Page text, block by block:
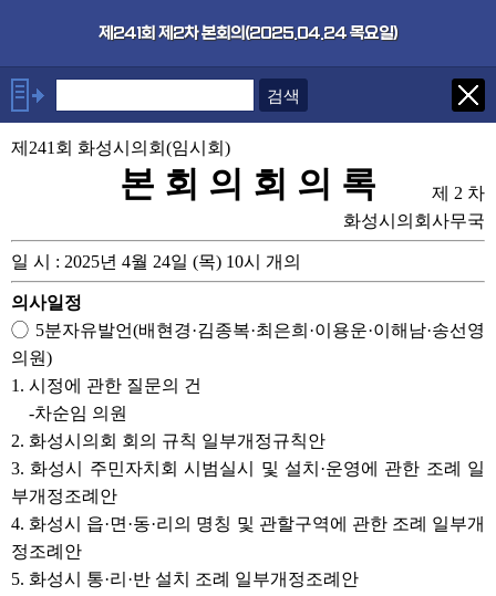
제241회 제2차 본회의(2025.04.24 목요일)
×
안건
◯5분자유발언(배현경·김종복·
최은희·이용운·이해남·송선영
-차순임 의원
2. 화성시의회 회의 규칙 일부개
정규칙안
3. 화성시 주민자치회 시범실시
및 설치·운영에 관한 조례 일부개
4. 화성시 읍·면·동·리의 명칭 및
관할구역에 관한 조례 일부개정
조례안
5. 화성시 통·리·반 설치 조례 일
부개정조례안
6. 화성시 시민감사관 구성 및 운
영에 관한 조례 일부개정조례안
7. 화성시 고문 변호사 운영 조례
일부개정조례안
터리 산업 육성 조례안
제241회 화성시의회(임시회)
본 회 의 회 의 록
제 2 차
화성시의회사무국
일 시 : 2025년 4월 24일 (목) 10시 개의
의사일정
◯5분자유발언(배현경·김종복·최은희·이용운·이해남·송선영
의원)
1. 시정에 관한 질문의 건
-차순임 의원
2. 화성시의회 회의 규칙 일부개정규칙안
3. 화성시 주민자치회 시범실시 및 설치·운영에 관한 조례 일
부개정조례안
4. 화성시 읍·면·동·리의 명칭 및 관할구역에 관한 조례 일부개
정조례안
5. 화성시 통·리·반 설치 조례 일부개정조례안